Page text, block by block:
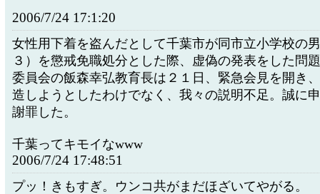
2006/7/24 17:1:20
女性用下着を盗んだとして千葉市が同市立小学校の
３）を懲戒免職処分とした際、虚偽の発表をした問
委員会の飯森幸弘教育長は２１日、緊急会見を開き
造しようとしたわけでなく、我々の説明不足。誠に
謝罪した。
千葉ってキモイなwww
2006/7/24 17:48:51
プッ！きもすぎ。ウンコ共がまだほざいてやがる。